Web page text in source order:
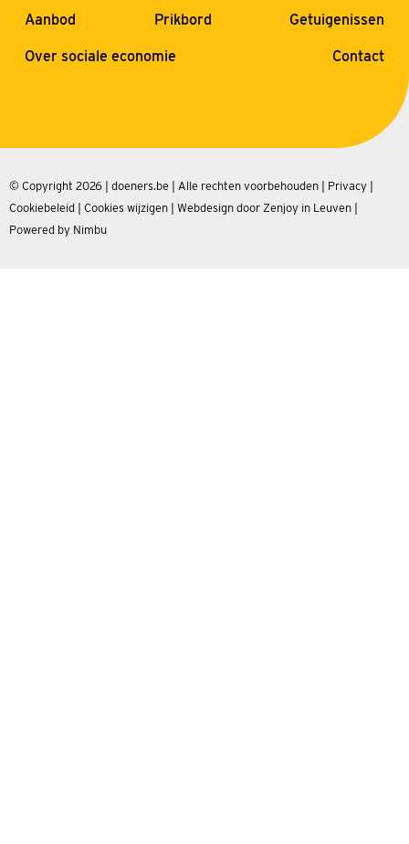
Aanbod Prikbord Getuigenissen
Over sociale economie Contact
© Copyright 2026 | doeners.be | Alle rechten voorbehouden | Privacy
Cookiebeleid
Cookies wijzigen Webdesign door Zenjoy in Leuven
Powered by Nimbu